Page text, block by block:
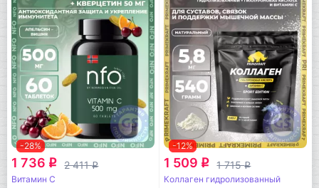
-28%
1 736 q 2 411q
Витамин C
-12%
1 509 q 1 715q
Коллаген гидролизованный